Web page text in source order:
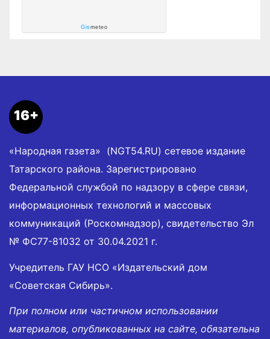
Gismeteo
16+
«Народная газета» (NGT54.RU) сетевое издание
Татарского района. Зарегистрировано
Федеральной службой по надзору в сфере связи,
информационных технологий и массовых
коммуникаций (Роскомнадзор), свидетельство Эл
№ ФС77-81032 от 30.04.2021 г.
Учредитель ГАУ НСО «Издательский дом
«Советская Сибирь».
При полном или частичном использовании
материалов, опубликованных на сайте, обязательна